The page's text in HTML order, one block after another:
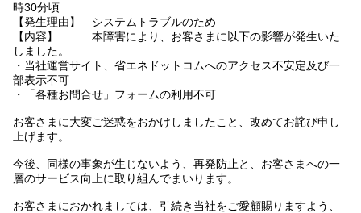
時30分頃
【発生理由】 システムトラブルのため
【内容】 本障害により、お客さまに以下の影響が発生いた
しました。
・当社運営サイト、省エネドットコムへのアクセス不安定及び一
部表示不可
・「各種お問合せ」フォームの利用不可
お客さまに大変ご迷惑をおかけしましたこと、改めてお詫び申し
上げます。
今後、同様の事象が生じないよう、再発防止と、お客さまへの一
層のサービス向上に取り組んでまいります。
お客さまにおかれましては、引続き当社をご愛顧賜りますよう、